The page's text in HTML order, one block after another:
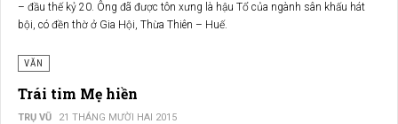
– đầu thế kỷ 20. Ông đã được tôn xưng là hậu Tổ của ngành sân khấu hát
bội, có đền thờ ở Gia Hội, Thừa Thiên – Huế.
VĂN
Trái tim Mẹ hiền
TRỤ VŨ 21 THÁNG MƯỜI HAI 2015